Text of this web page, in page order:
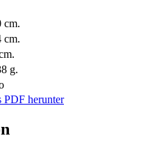
cm.
cm.
g.
PDF herunter